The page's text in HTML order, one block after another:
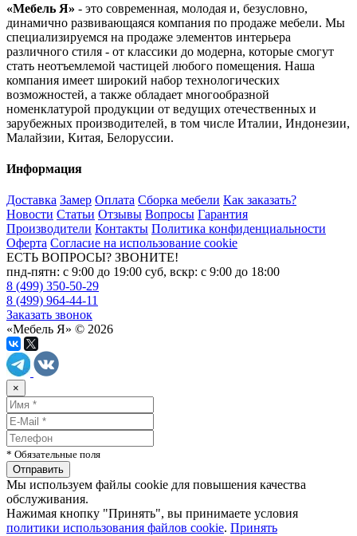
«Мебель Я» - это современная, молодая и, безусловно,
динамично развивающаяся компания по продаже мебели. Мы
специализируемся на продаже элементов интерьера
различного стиля - от классики до модерна, которые смогут
стать неотъемлемой частицей любого помещения. Наша
компания имеет широкий набор технологических
возможностей, а также обладает многообразной
номенклатурой продукции от ведущих отечественных и
зарубежных производителей, в том числе Италии, Индонезии,
Малайзии, Китая, Белоруссии.
Информация
Доставка Замер Оплата Сборка мебели Как заказать?
Новости Статьи Отзывы Вопросы Гарантия
Производители Контакты Политика конфиденциальности
Оферта Согласие на использование cookie
ЕСТЬ ВОПРОСЫ? ЗВОНИТЕ!
пнд-пятн: с 9:00 до 19:00 суб, вскр: с 9:00 до 18:00
8 (499) 350-50-29
8 (499) 964-44-11
Заказать звонок
«Мебель Я» © 2026
×
* Обязательные поля
Мы используем файлы cookie для повышения качества
обслуживания.
Нажимая кнопку "Принять", вы принимаете условия
политики использования файлов cookie. Принять